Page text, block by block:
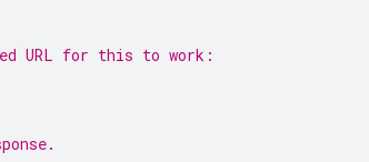
URL for this to work: